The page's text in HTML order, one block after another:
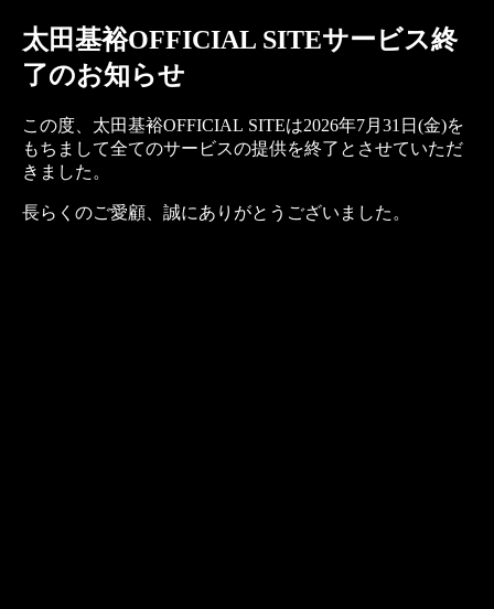
太田基裕OFFICIAL SITEサービス終
了のお知らせ
この度、太田基裕OFFICIAL SITEは2026年7月31日(金)を
もちまして全てのサービスの提供を終了とさせていただ
きました。
長らくのご愛顧、誠にありがとうございました。